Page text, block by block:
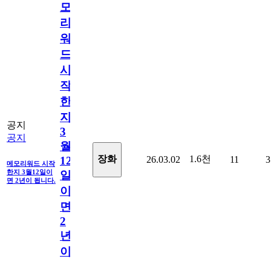
공지
공지
메모리워드 시작
한지 3월12일이
면 2년이 됩니다.
모
리
워
드
시
작
한
지
3
월
12
일
이
면
2
년
이
장화 26.03.02 1.6천 11 3